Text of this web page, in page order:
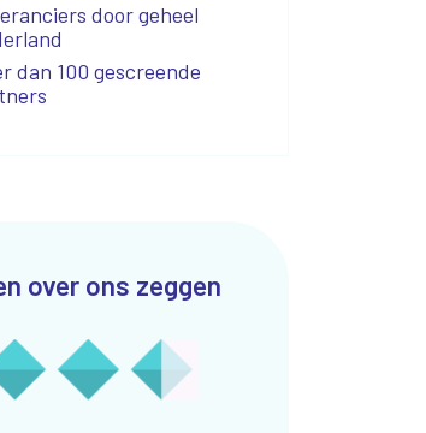
door geheel
dan 100 gescreende
over ons zeggen